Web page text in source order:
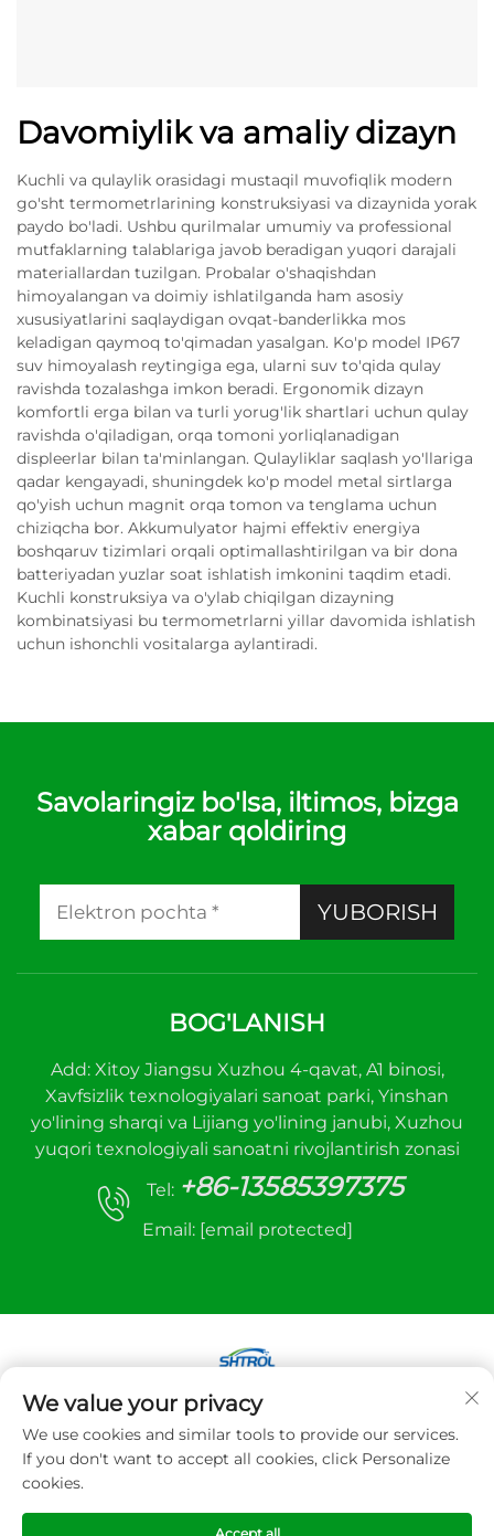
Davomiylik va amaliy dizayn
Kuchli va qulaylik orasidagi mustaqil muvofiqlik modern
go'sht termometrlarining konstruksiyasi va dizaynida yorak
paydo bo'ladi. Ushbu qurilmalar umumiy va professional
mutfaklarning talablariga javob beradigan yuqori darajali
materiallardan tuzilgan. Probalar o'shaqishdan
himoyalangan va doimiy ishlatilganda ham asosiy
xususiyatlarini saqlaydigan ovqat-banderlikka mos
keladigan qaymoq to'qimadan yasalgan. Ko'p model IP67
suv himoyalash reytingiga ega, ularni suv to'qida qulay
ravishda tozalashga imkon beradi. Ergonomik dizayn
komfortli erga bilan va turli yorug'lik shartlari uchun qulay
ravishda o'qiladigan, orqa tomoni yorliqlanadigan
displeerlar bilan ta'minlangan. Qulayliklar saqlash yo'llariga
qadar kengayadi, shuningdek ko'p model metal sirtlarga
qo'yish uchun magnit orqa tomon va tenglama uchun
chiziqcha bor. Akkumulyator hajmi effektiv energiya
boshqaruv tizimlari orqali optimallashtirilgan va bir dona
batteriyadan yuzlar soat ishlatish imkonini taqdim etadi.
Kuchli konstruksiya va o'ylab chiqilgan dizayning
kombinatsiyasi bu termometrlarni yillar davomida ishlatish
uchun ishonchli vositalarga aylantiradi.
Savolaringiz bo'lsa, iltimos, bizga
xabar qoldiring
YUBORISH
BOG'LANISH
Add: Xitoy Jiangsu Xuzhou 4-qavat, A1 binosi,
Xavfsizlik texnologiyalari sanoat parki, Yinshan
yo'lining sharqi va Lijiang yo'lining janubi, Xuzhou
yuqori texnologiyali sanoatni rivojlantirish zonasi
Tel: +86-13585397375
Email: [email protected]
Mualliflik huquqi © 2025 Xuzhou sanhe avtomatik
boshqaruv uskunalari Co.,LTD. Barcha huquqlar
himoyalangan
We value your privacy
We use cookies and similar tools to provide our services.
If you don't want to accept all cookies, click Personalize
cookies.